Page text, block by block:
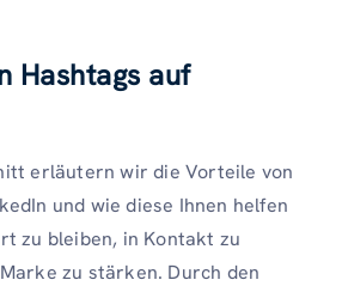
Hashtags auf
erläutern wir die Vorteile von
und wie diese Ihnen helfen
zu bleiben, in Kontakt zu
zu stärken. Durch den